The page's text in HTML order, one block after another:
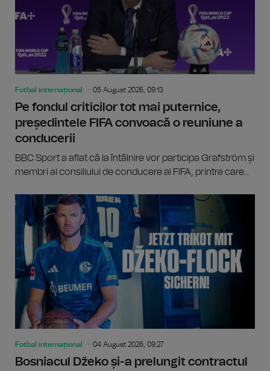
Fotbal internațional 05 August 2026, 09:13
Pe fondul criticilor tot mai puternice,
președintele FIFA convoacă o reuniune a
conducerii
BBC Sport a aflat că la întâlnire vor participa Grafström și
membri ai consiliului de conducere al FIFA, printre care...
Fotbal internațional 04 August 2026, 09:27
Bosniacul Džeko și-a prelungit contractul